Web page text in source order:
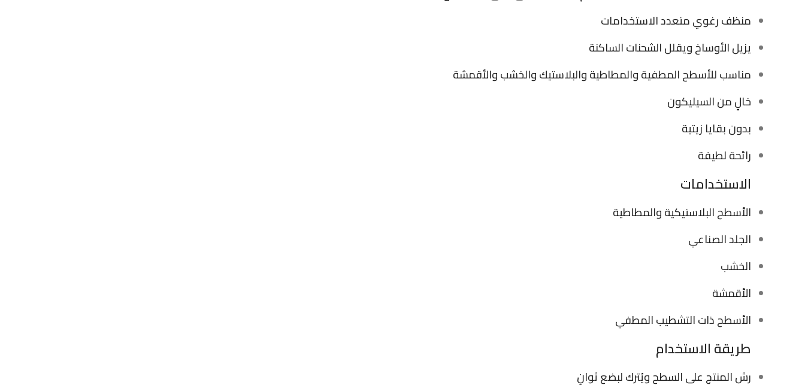
منظف رغوي متعدد الاستخدامات
يزيل الأوساخ ويقلل الشحنات الساكنة
مناسب للأسطح المطفية والمطاطية والبلاستيك والخشب والأقمشة
خالٍ من السيليكون
بدون بقايا زيتية
رائحة لطيفة
الاستخدامات
الأسطح البلاستيكية والمطاطية
الجلد الصناعي
الخشب
الأقمشة
الأسطح ذات التشطيب المطفي
طريقة الاستخدام
رش المنتج على السطح ويُترك لبضع ثوانٍ